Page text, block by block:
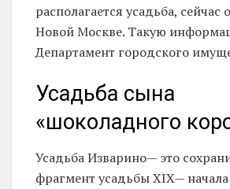
располагается усадьба, сейчас
Новой Москве. Такую
Департамент городского
Усадьба сына
«шоколадного
Усадьба Изварино— это
фрагмент усадьбы XIX— начала